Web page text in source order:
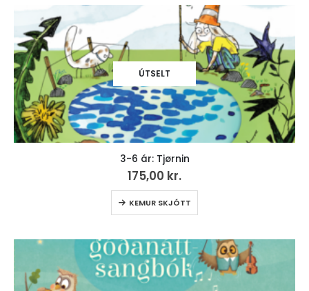
ÚTSELT
3-6 ár: Tjørnin
175,00 kr.
KEMUR SKJÓTT